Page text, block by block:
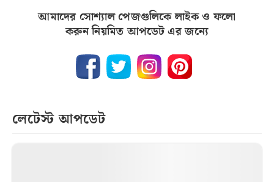
আমাদের সোশ্যাল পেজগুলিকে লাইক ও ফলো
করুন নিয়মিত আপডেট এর জন্যে
লেটেস্ট আপডেট